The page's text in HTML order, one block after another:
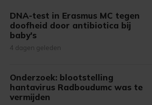
DNA-test in Erasmus MC tegen
doofheid door antibiotica bij
baby's
4 dagen geleden
Onderzoek: blootstelling
hantavirus Radboudumc was te
vermijden